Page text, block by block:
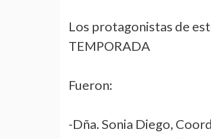
Los protagonistas de
TEMPORADA
Fueron:
-Dña. Sonia Diego,